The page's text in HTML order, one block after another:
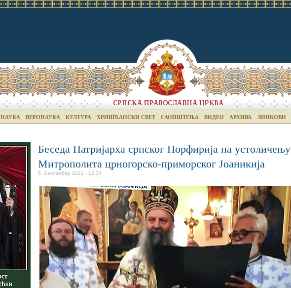
НАУКА ВЕРОНАУКА КУЛТУРА ХРИШЋАНСКИ СВЕТ САОПШТЕЊА ВИДЕО АРХИВА ЛИНКОВИ
Беседа Патријарха српског Порфирија на устоличењу
Митрополита црногорско-приморског Јоаникија
5. Септембар 2021 - 12:34